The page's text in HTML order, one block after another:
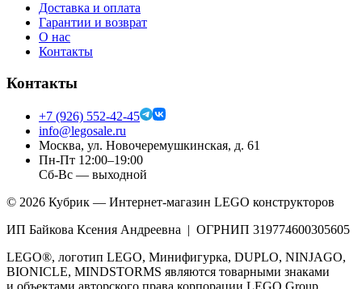
Доставка и оплата
Гарантии и возврат
О нас
Контакты
Контакты
+7 (926) 552-42-45
info@legosale.ru
Москва, ул. Новочеремушкинская, д. 61
Пн-Пт 12:00–19:00
Сб-Вс — выходной
© 2026 Кубрик — Интернет-магазин LEGO конструкторов
ИП Байкова Ксения Андреевна | ОГРНИП 319774600305605
LEGO®, логотип LEGO, Минифигурка, DUPLO, NINJAGO,
BIONICLE, MINDSTORMS являются товарными знаками
и объектами авторского права корпорации LEGO Group.